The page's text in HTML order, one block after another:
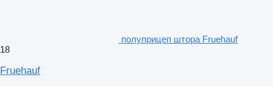
полуприцеп штора Fruehauf
18
Fruehauf